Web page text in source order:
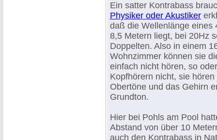
Ein satter Kontrabass
Physiker oder Akustiker
daß die Wellenlänge eines
8,5 Metern liegt, bei 20Hz
Doppelten. Also in einem
Wohnzimmer können sie
einfach nicht hören, so
Kopfhörern nicht, sie
Obertöne und das Gehirn
Grundton.
Hier bei Pohls am Pool
Abstand von über 10
auch den Kontrabass in